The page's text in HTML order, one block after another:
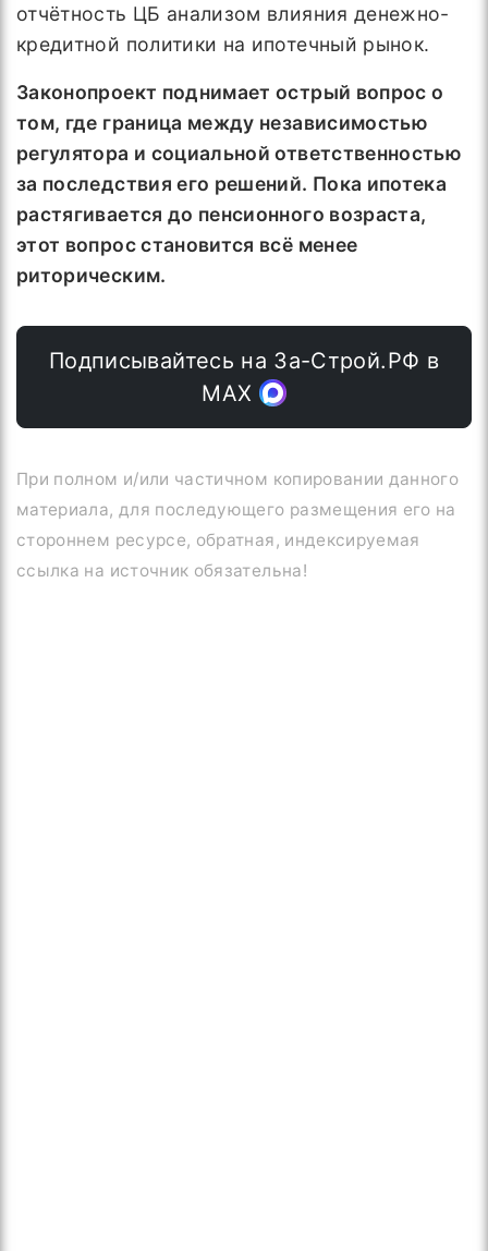
отчётность ЦБ анализом влияния денежно-
кредитной политики на ипотечный рынок.
Законопроект поднимает острый вопрос о
том, где граница между независимостью
регулятора и социальной ответственностью
за последствия его решений. Пока ипотека
растягивается до пенсионного возраста,
этот вопрос становится всё менее
риторическим.
Подписывайтесь на За-Строй.РФ в
МАХ
При полном и/или частичном копировании данного
материала, для последующего размещения его на
стороннем ресурсе, обратная, индексируемая
ссылка на источник обязательна!